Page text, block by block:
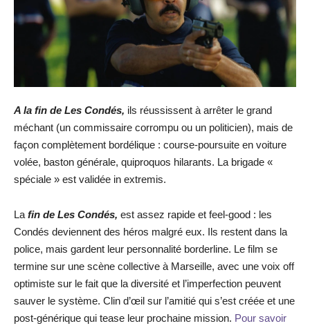
A la fin de Les Condés, ils réussissent à arrêter le grand
méchant (un commissaire corrompu ou un politicien), mais de
façon complètement bordélique : course-poursuite en voiture
volée, baston générale, quiproquos hilarants. La brigade «
spéciale » est validée in extremis.
La fin de Les Condés, est assez rapide et feel-good : les
Condés deviennent des héros malgré eux. Ils restent dans la
police, mais gardent leur personnalité borderline. Le film se
termine sur une scène collective à Marseille, avec une voix off
optimiste sur le fait que la diversité et l’imperfection peuvent
sauver le système. Clin d’œil sur l’amitié qui s’est créée et une
post-générique qui tease leur prochaine mission. Pour savoir